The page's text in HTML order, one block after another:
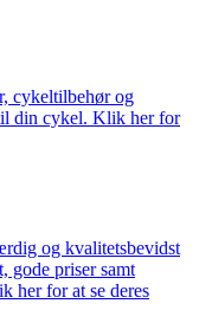
cykeltilbehør og
din cykel. Klik her for
og kvalitetsbevidst
gode priser samt
her for at se deres